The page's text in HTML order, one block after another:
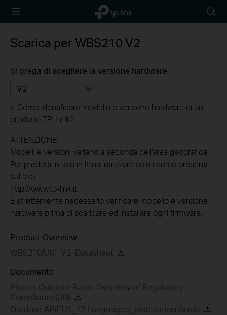
TP-Link,
Reliably
icon
Scarica perWBS210 V2
Si prega di scegliere la versione hardware:
V2
> Come identificare modello e versione hardware di un
prodotto TP-Link?
ATTENZIONE
Modelli e versioni variano a seconda dell'area geografica.
Per prodotti in uso in Italia, utilizzare solo risorse presenti
sul sito
http://www.tp-link.it .
È strettamente necessario verificare modello e versione
hardware prima di scaricare ed installare ogni firmware.
Product Overview
WBS210(UN)_V2_Datasheet
Documento
Pharos Outdoor Radio Overview of Regulatory
Compliance(UN)
Outdoor AP(EU1_12 Languages)_Installation Guide